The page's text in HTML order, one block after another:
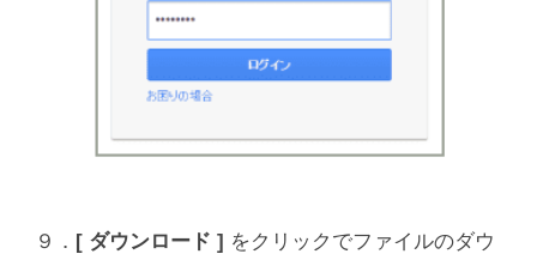
９． [ ダウンロード ] をクリックでファイルのダウ